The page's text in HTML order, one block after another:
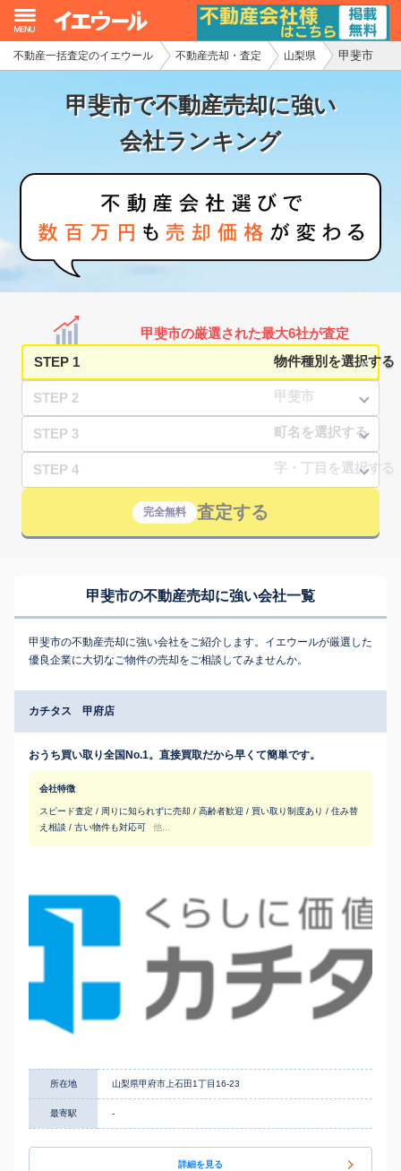
不動産一括査定のイエウール 不動産売却・査定 山梨県 甲斐市
甲斐市で不動産売却に強い
会社ランキング
甲斐市の厳選された最大6社が査定
STEP 1
STEP 2
STEP 3
STEP 4
完全無料 査定する
甲斐市の不動産売却に強い会社一覧
甲斐市の不動産売却に強い会社をご紹介します。イエウールが厳選した
優良企業に大切なご物件の売却をご相談してみませんか。
カチタス 甲府店
おうち買い取り全国No.1。直接買取だから早くて簡単です。
会社特徴
スピード査定 / 周りに知られずに売却 / 高齢者歓迎 / 買い取り制度あり / 住み替
え相談 / 古い物件も対応可
他...
所在地 山梨県甲府市上石田1丁目16-23
最寄駅 -
詳細を見る
イエウール加盟希望の不動産会社様
初めての方へ
不動産の売却・一括査定
家査定シミュレーター
お問い合わせ